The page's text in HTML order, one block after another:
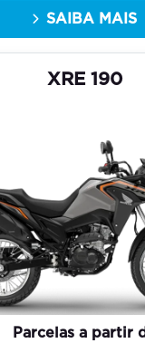
SAIBA MAIS
XRE 190
Parcelas a partir